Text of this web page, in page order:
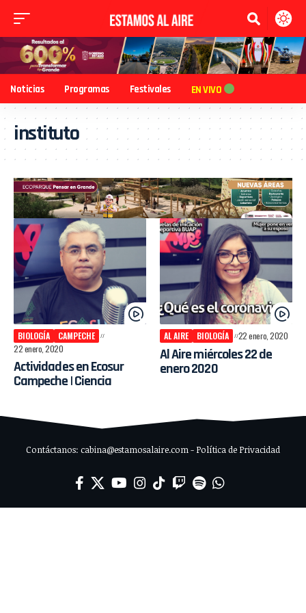
Noticias Programas Festivales EN VIVO
instituto
BIOLOGÍA
CAMPECHE
22 enero, 2020
Actividades en Ecosur
Campeche | Ciencia
AL AIRE BIOLOGÍA 22 enero, 2020
Al Aire miércoles 22 de
enero 2020
Contáctanos: cabina@estamosalaire.com - Política de Privacidad